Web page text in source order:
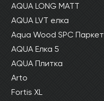
AQUA LONG MATT
AQUA LVT елка
Aqua Wood SPC Паркет
AQUA Елка 5
AQUA Плитка
Arto
Fortis XL